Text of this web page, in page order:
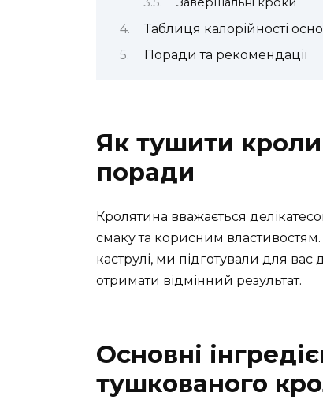
Таблиця калорійності
Поради та рекомендації
Як тушити
поради
Кролятина вважається
смаку та корисним
каструлі, ми підготували для
отримати відмінний результат.
Основні
тушкованого